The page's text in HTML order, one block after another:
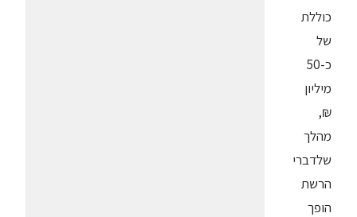
כוללת
של
כ-50
מיליון
₪,
מהלך
שלדברי
הרשת
הופך